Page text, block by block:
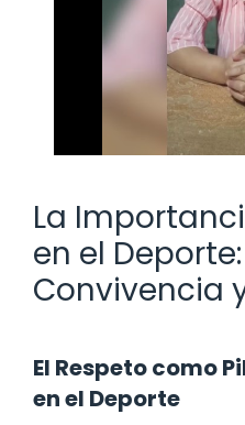
La
en el
Convivencia
El Respeto como
en el Deporte